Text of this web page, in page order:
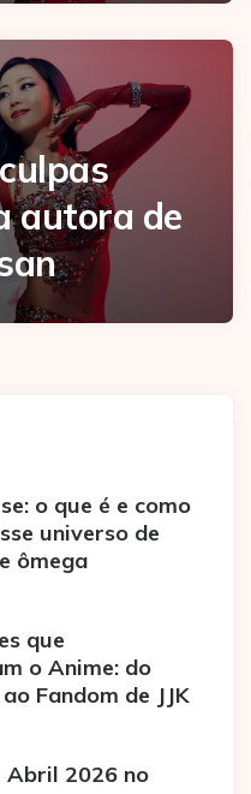
autora de
o que é e como
universo de
ômega
que
o Anime: do
Fandom de JJK
Abril 2026 no